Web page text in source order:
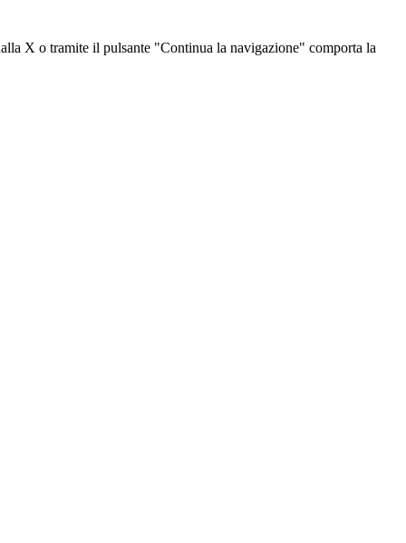
X o tramite il pulsante "Continua la navigazione" comporta la